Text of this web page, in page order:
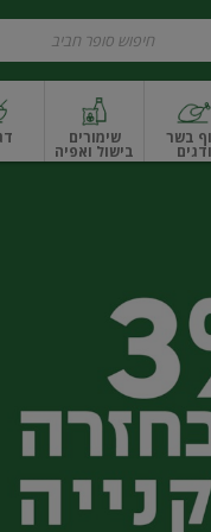
בשר
ודגים
שימורים
בישול ואפיה
ואגוזיםפירות יבשים